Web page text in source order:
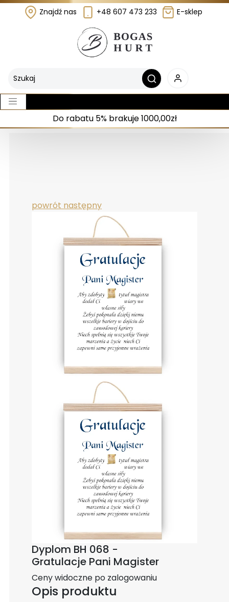
Znajdź nas +48 607 473 233 E-sklep
Do rabatu 5% brakuje 1000,00zł
powrót następny
Dyplom BH 068 -
Gratulacje Pani Magister
Ceny widoczne po zalogowaniu
Opis produktu